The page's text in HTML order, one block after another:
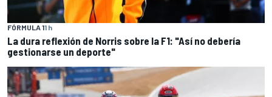
FÓRMULA 11 h
La dura reflexión de Norris sobre la F1: "Así no debería
gestionarse un deporte"